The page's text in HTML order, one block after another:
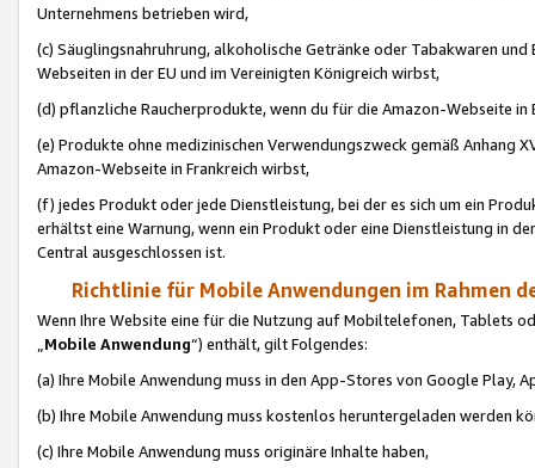
Unternehmens betrieben wird,
(c) Säuglingsnahruhrung, alkoholische Getränke oder Tabakwaren
Webseiten in der EU und im Vereinigten Königreich wirbst,
(d) pflanzliche Raucherprodukte, wenn du für die Amazon-Webseite in
(e) Produkte ohne medizinischen Verwendungszweck gemäß Anhang
Amazon-Webseite in Frankreich wirbst,
(f) jedes Produkt oder jede Dienstleistung, bei der es sich um ein
erhältst eine Warnung, wenn ein Produkt oder eine Dienstleistung in
Central ausgeschlossen ist.
Richtlinie für Mobile Anwendungen im Rahmen
Wenn Ihre Website eine für die Nutzung auf Mobiltelefonen, Tablets
„Mobile Anwendung“) enthält, gilt Folgendes:
(a) Ihre Mobile Anwendung muss in den App-Stores von Google Play,
(b) Ihre Mobile Anwendung muss kostenlos heruntergeladen werden
(c) Ihre Mobile Anwendung muss originäre Inhalte haben,